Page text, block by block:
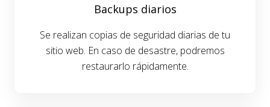
Backups diarios
Se realizan copias de seguridad diarias de tu
sitio web. En caso de desastre, podremos
restaurarlo rápidamente.